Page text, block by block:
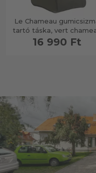
Le Chameau
tartó táska, vert
16 990 Ft